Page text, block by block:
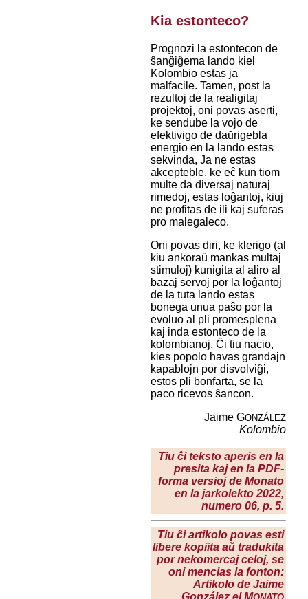
Kia estonteco?
Prognozi la estontecon de
ŝanĝiĝema lando kiel
Kolombio estas ja
malfacile. Tamen, post la
rezultoj de la realigitaj
projektoj, oni povas aserti,
ke sendube la vojo de
efektivigo de daŭrigebla
energio en la lando estas
sekvinda, Ja ne estas
akcepteble, ke eĉ kun tiom
multe da diversaj naturaj
rimedoj, estas loĝantoj, kiuj
ne profitas de ili kaj suferas
pro malegaleco.
Oni povas diri, ke klerigo (al
kiu ankoraŭ mankas multaj
stimuloj) kunigita al aliro al
bazaj servoj por la loĝantoj
de la tuta lando estas
bonega unua paŝo por la
evoluo al pli promesplena
kaj inda estonteco de la
kolombianoj. Ĉi tiu nacio,
kies popolo havas grandajn
kapablojn por disvolviĝi,
estos pli bonfarta, se la
paco ricevos ŝancon.
Jaime GONZÁLEZ
Kolombio
Tiu ĉi teksto aperis en la
presita kaj en la PDF-
forma versioj de Monato
en la jarkolekto 2022,
numero 06, p. 5.
Tiu ĉi artikolo povas esti
libere kopiita aŭ tradukita
por nekomercaj celoj, se
oni mencias la fonton:
Artikolo de Jaime